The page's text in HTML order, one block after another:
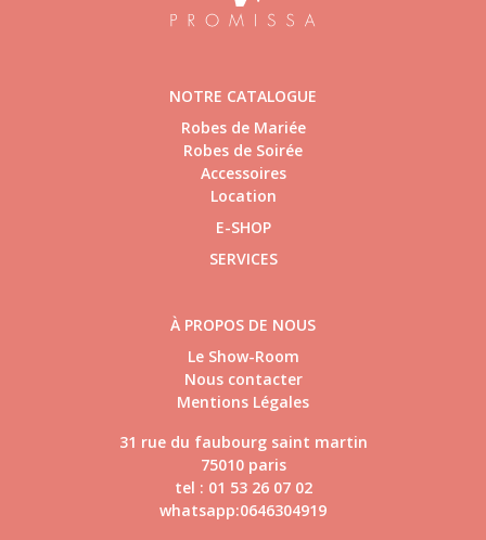
NOTRE CATALOGUE
Robes de Mariée
Robes de Soirée
Accessoires
Location
E-SHOP
SERVICES
À PROPOS DE NOUS
Le Show-Room
Nous contacter
Mentions Légales
31 rue du faubourg saint martin
75010 paris
tel : 01 53 26 07 02
whatsapp:0646304919